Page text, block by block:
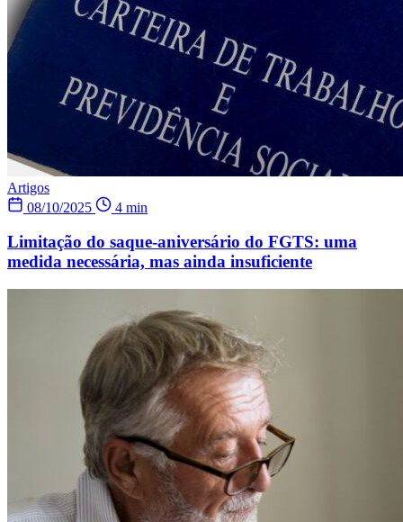
Artigos
08/10/2025
4 min
Limitação do saque-aniversário do FGTS: uma
medida necessária, mas ainda insuficiente